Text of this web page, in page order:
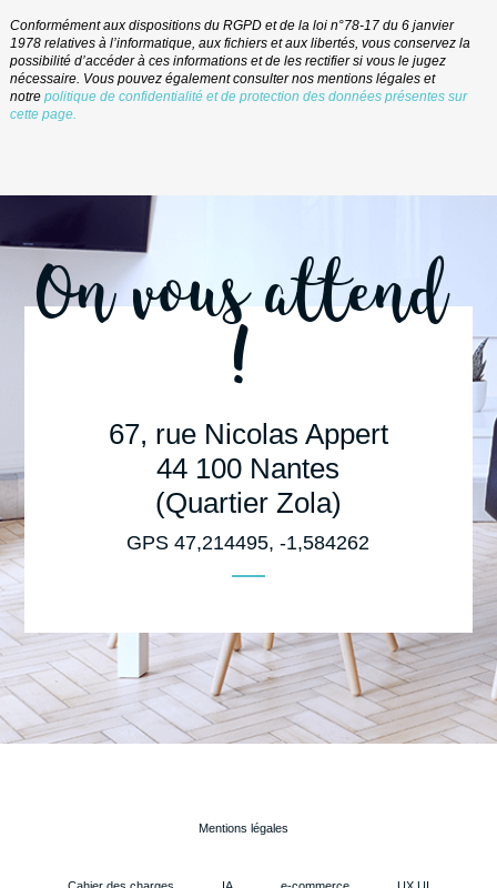
Conformément aux dispositions du RGPD et de la loi n°78-17 du 6 janvier
1978 relatives à l’informatique, aux fichiers et aux libertés, vous conservez la
possibilité d’accéder à ces informations et de les rectifier si vous le jugez
nécessaire. Vouspouvez également consulter nos mentions légaleset
notre politiquede confidentialité et de protection des données présentes sur
cette page.
On vous attend
!
67, rue Nicolas Appert
44 100 Nantes
(Quartier Zola)
GPS 47,214495, -1,584262
Mentions légales